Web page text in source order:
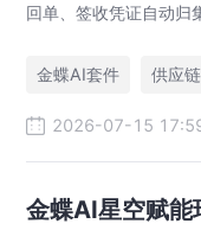
回单、签收凭证自动归
合一。
金蝶AI套件 供应
2026-07-15
金蝶AI星空赋能